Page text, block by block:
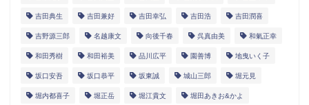
吉田典生 吉田兼好 吉田幸弘 吉田浩 吉田潤喜
吉野源三郎 名越康文 向後千春 呉真由美 和氣正幸
和田秀樹 和田裕美 品川広平 園善博 地曳いく子
坂口安吾 坂口恭平 坂東誠 城山三郎 堀元見
堀内都喜子 堀正岳 堀江貴文 堀田あきお&かよ